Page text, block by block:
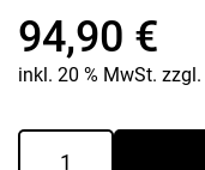
94,90 €
inkl. 20 % MwSt. zzgl.
Nudelmaschine